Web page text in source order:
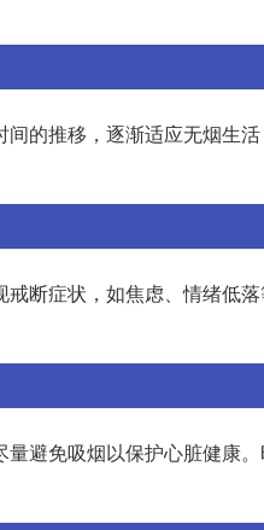
的推移，逐渐适应无烟生
断症状，如焦虑、情绪低
避免吸烟以保护心脏健康